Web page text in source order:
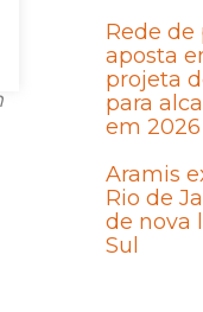
Rede de
aposta
projeta
para
em 2026
Aramis
Rio de
de nova
Sul